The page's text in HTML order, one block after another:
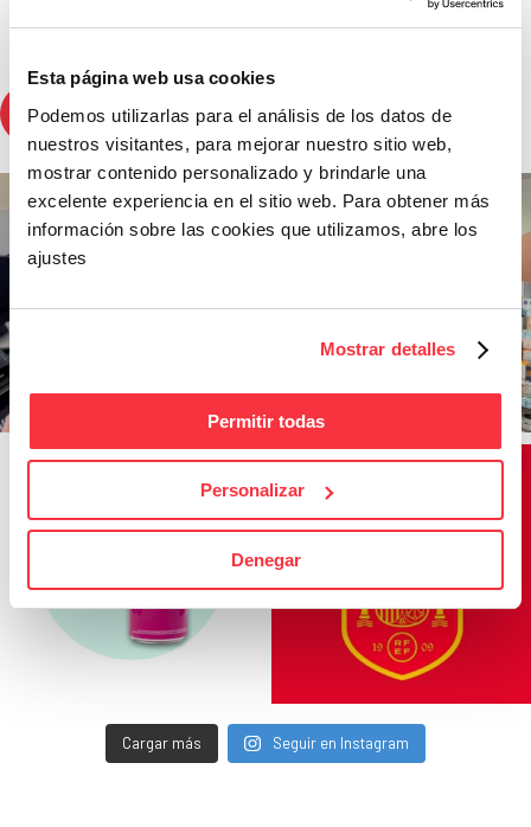
Esta página web usa cookies
Podemos utilizarlas para el análisis de los datos de
nuestros visitantes, para mejorar nuestro sitio web,
mostrar contenido personalizado y brindarle una
excelente experiencia en el sitio web. Para obtener más
información sobre las cookies que utilizamos, abre los
ajustes
Mostrar detalles
Permitir todas
Personalizar
Denegar
ELLOS NOS INSPIRAN
primaprix_es
Vender marcas a precio de outlet, nos hace diferentes. #primaprix
#outlet #buenosprecios
Cargar más Seguir en Instagram